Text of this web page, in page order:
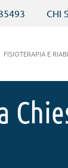
CHI
FISIOTERAPIA E